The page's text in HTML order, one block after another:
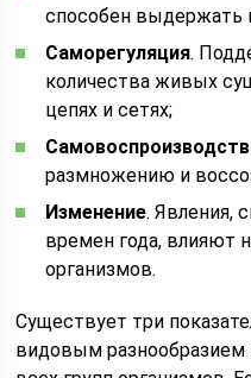
способен выдержать
Саморегуляция.
количества живых
цепях и сетях;
размножению и
Изменение. Явления,
времен года, влияют
организмов.
Существует три
видовым